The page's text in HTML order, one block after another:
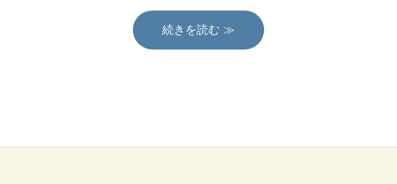
続きを読む ≫